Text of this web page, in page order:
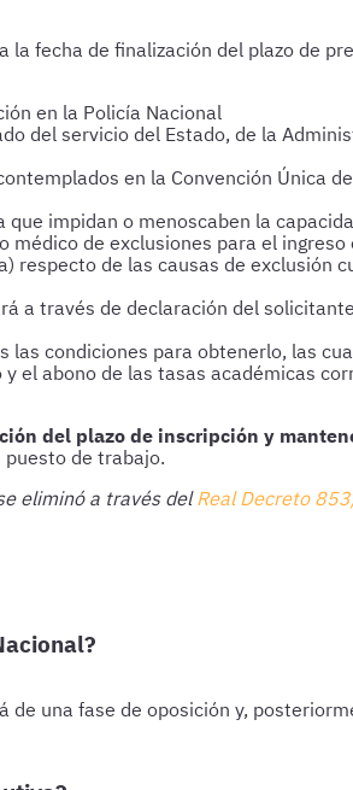
fecha de finalización del plazo de
en la Policía Nacional
del servicio del Estado, de la
en la Convención Única
impidan o menoscaben la
de exclusiones para el
respecto de las causas de exclusión
a través de declaración del solicitante
las condiciones para obtenerlo, las
el abono de las tasas académicas
del plazo de inscripción y
de trabajo.
eliminó a través delReal Decreto
una fase de oposición y,